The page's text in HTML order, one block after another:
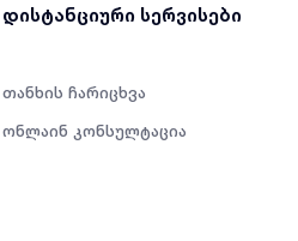
დისტანციური სერვისები
თანხის ჩარიცხვა
ონლაინ კონსულტაცია